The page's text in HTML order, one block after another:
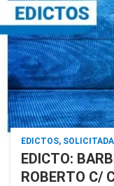
EDICTOS,
EDICTO:
ROBERTO C/